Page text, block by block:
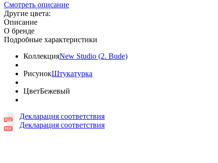
Смотреть описание
Другие цвета:
Описание
О бренде
Подробные характеристики
КоллекцияNew Studio (2. Bude)
РисунокШтукатурка
ЦветБежевый
Декларация соответствия
Декларация соответствия